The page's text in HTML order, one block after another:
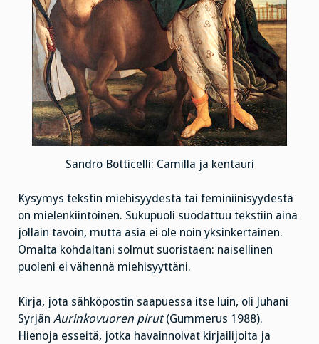
Sandro Botticelli: Camilla ja kentauri
Kysymys tekstin miehisyydestä tai feminiinisyydestä
on mielenkiintoinen. Sukupuoli suodattuu tekstiin aina
jollain tavoin, mutta asia ei ole noin yksinkertainen.
Omalta kohdaltani solmut suoristaen: naisellinen
puoleni ei vähennä miehisyyttäni.
Kirja, jota sähköpostin saapuessa itse luin, oli Juhani
Syrjän Aurinkovuoren pirut(Gummerus 1988).
Hienoja esseitä, jotka havainnoivat kirjailijoita ja